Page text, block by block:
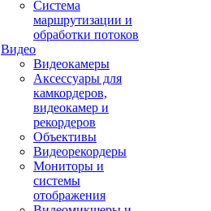
Система
маршрутизации и
обработки потоков
Видео
Видеокамеры
Аксессуары для
камкордеров,
видеокамер и
рекордеров
Объективы
Видеорекордеры
Мониторы и
системы
отображения